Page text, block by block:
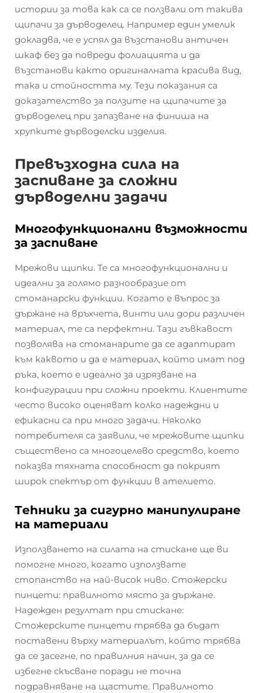
истории за това как са се ползвали от такива
щипачи за дърводелец. Например един умелик
докладва, че е успял да възстанови античен
шкаф без да повреди фолиацията и да
възстанови както оригиналната красива вид,
така и стойността му. Тези показания са
доказателство за ползите на щипачите за
дърводелец при запазване на финиша на
хрупките дърводелски изделия.
Превъзходна сила на
заспиване за сложни
дърводелни задачи
Многофункционални възможности
за заспиване
Мрежови щипки. Те са многофункционални и
идеални за голямо разнообразие от
стоманарски функции. Когато е въпрос за
държане на връхчета, винти или дори различен
материал, те са перфектни. Тази гъвкавост
позволява на стоманарите да се адаптират
към каквото и да е материал, който имат под
ръка, което е идеално за изрязване на
конфигурации при сложни проекти. Клиентите
често високо оценяват колко надеждни и
ефикасни са при много задачи. Няколко
потребителя са заявили, че мрежовите щипки
съществено са многоцелево средство, което
показва тяхната способност да покрият
широк спектър от функции в ателието.
Тehники за сигурно манипулиране
на материали
Използването на силата на стискане ще ви
помогне много, когато използвате
стопанство на най-висок ниво. Стожерски
пинцети: правилното място за държане.
Надежден резултат при стискане:
Стожерските пинцети трябва да бъдат
поставени върху материалът, който трябва
да се засегне, по правилния начин, за да се
избегне скъсване поради не точна
подравняване на щастите. Правилното